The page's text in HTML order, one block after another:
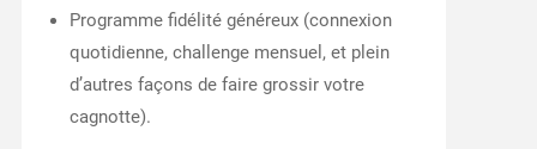
Programme fidélité généreux (connexion
quotidienne, challenge mensuel, et plein
d’autres façons de faire grossir votre
cagnotte).